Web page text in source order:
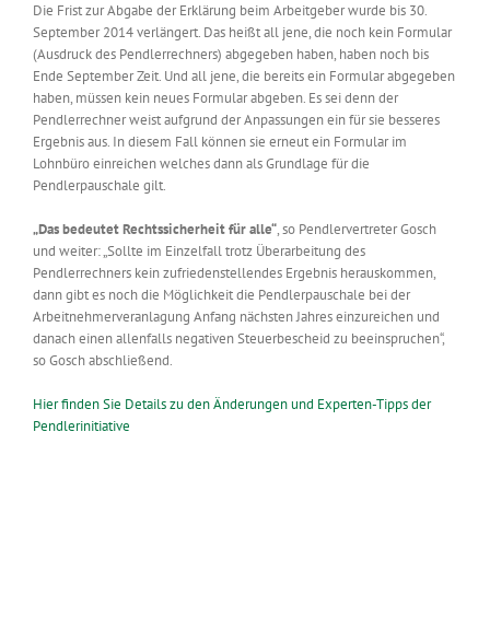
Die Frist zur Abgabe der Erklärung beim Arbeitgeber wurde bis 30.
September 2014 verlängert. Das heißt all jene, die noch kein Formular
(Ausdruck des Pendlerrechners) abgegeben haben, haben noch bis
Ende September Zeit. Und all jene, die bereits ein Formular abgegeben
haben, müssen kein neues Formular abgeben. Es sei denn der
Pendlerrechner weist aufgrund der Anpassungen ein für sie besseres
Ergebnis aus. In diesem Fall können sie erneut ein Formular im
Lohnbüro einreichen welches dann als Grundlage für die
Pendlerpauschale gilt.
„Das bedeutet Rechtssicherheit für alle“, so Pendlervertreter Gosch
und weiter: „Sollte im Einzelfall trotz Überarbeitung des
Pendlerrechners kein zufriedenstellendes Ergebnis herauskommen,
dann gibt es noch die Möglichkeit die Pendlerpauschale bei der
Arbeitnehmerveranlagung Anfang nächsten Jahres einzureichen und
danach einen allenfalls negativen Steuerbescheid zu beeinspruchen“,
so Gosch abschließend.
Hier finden Sie Details zu den Änderungen und Experten-Tipps der
Pendlerinitiative